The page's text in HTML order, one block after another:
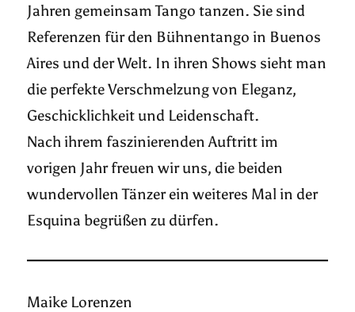
Jahren gemeinsam Tango tanzen. Sie sind
Referenzen für den Bühnentango in Buenos
Aires und der Welt. In ihren Shows sieht man
die perfekte Verschmelzung von Eleganz,
Geschicklichkeit und Leidenschaft.
Nach ihrem faszinierenden Auftritt im
vorigen Jahr freuen wir uns, die beiden
wundervollen Tänzer ein weiteres Mal in der
Esquina begrüßen zu dürfen.
Maike Lorenzen